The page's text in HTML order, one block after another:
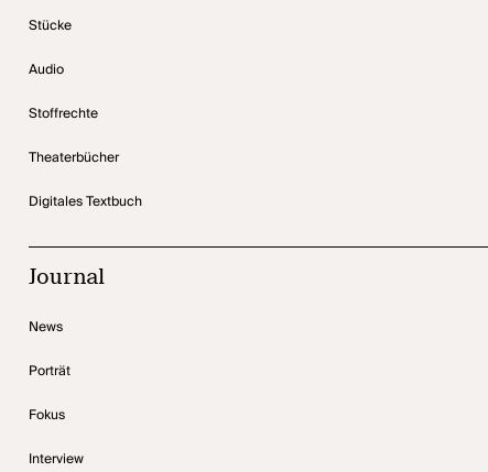
Stücke
Audio
Stoffrechte
Theaterbücher
Digitales Textbuch
Journal
News
Porträt
Fokus
Interview